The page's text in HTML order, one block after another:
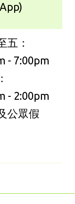
五：
- 7:00pm
- 2:00pm
公眾假